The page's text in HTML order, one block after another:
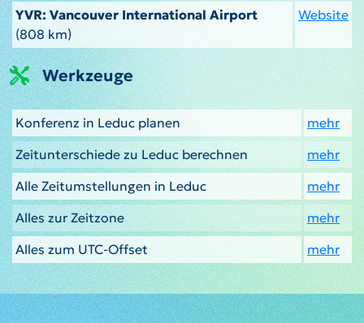
YVR: Vancouver International Airport
(808 km)
Website
Werkzeuge
Konferenz in Leduc planen
mehr
Zeitunterschiede zu Leduc berechnen
mehr
Alle Zeitumstellungen in Leduc
mehr
Alles zur Zeitzone
mehr
Alles zum UTC-Offset
mehr